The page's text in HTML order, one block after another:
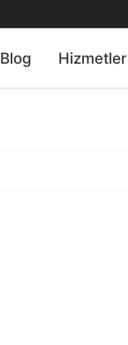
Blog Hizmetler